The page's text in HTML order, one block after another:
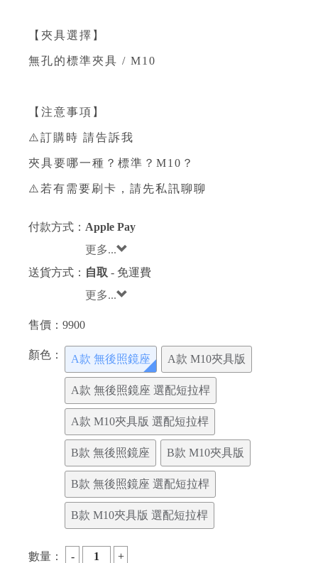
【夾具選擇】
無孔的標準夾具 / M10
【注意事項】
⚠️訂購時 請告訴我
夾具要哪一種？標準？M10？
⚠️若有需要刷卡，請先私訊聊聊
付款方式： Apple Pay
更多...
送貨方式： 自取 - 免運費
更多...
售價： 9900
顏色： A款 無後照鏡座 A款 M10夾具版
A款 無後照鏡座 選配短拉桿
A款 M10夾具版 選配短拉桿
B款 無後照鏡座 B款 M10夾具版
B款 無後照鏡座 選配短拉桿
B款 M10夾具版 選配短拉桿
數量：